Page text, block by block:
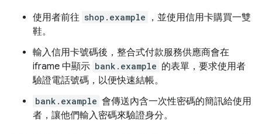
使用者前往 shop.example
，並使用信用卡購買一雙
鞋。
輸入信用卡號碼後，整合式付款服務供應商會在
iframe 中顯示 bank.example 的表單，要求使用者
驗證電話號碼，以便快速結帳。
bank.example 會傳送內含一次性密碼的簡訊給使用
者，讓他們輸入密碼來驗證身分。